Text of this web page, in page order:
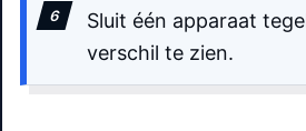
Sluit één apparaat
verschil te zien.